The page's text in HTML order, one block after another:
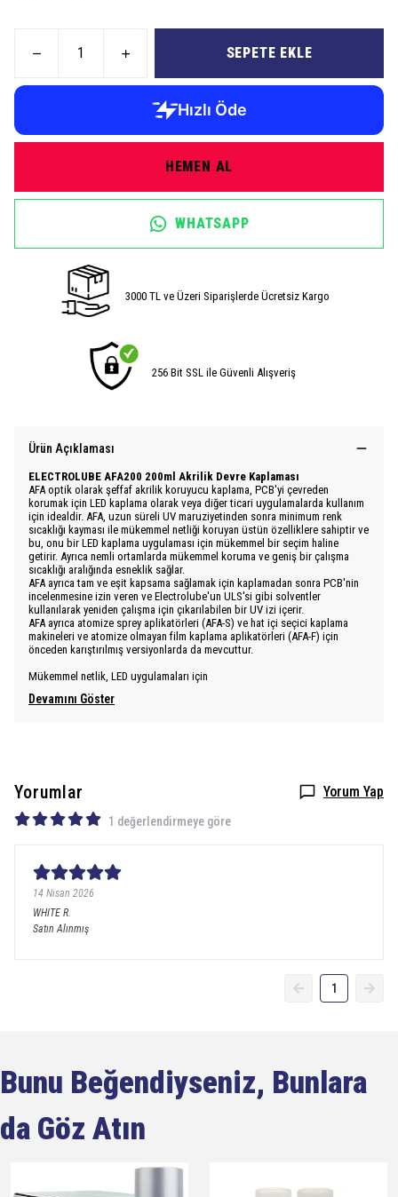
SEPETE EKLE
HEMEN AL
WHATSAPP
3000 TL ve Üzeri Siparişlerde Ücretsiz Kargo
256 Bit SSL ile Güvenli Alışveriş
Ürün Açıklaması
ELECTROLUBE AFA200 200ml Akrilik Devre Kaplaması
AFA optik olarak şeffaf akrilik koruyucu kaplama, PCB'yi çevreden
korumak için LED kaplama olarak veya diğer ticari uygulamalarda kullanım
için idealdir. AFA, uzun süreli UV maruziyetinden sonra minimum renk
sıcaklığı kayması ile mükemmel netliği koruyan üstün özelliklere sahiptir ve
bu, onu bir LED kaplama uygulaması için mükemmel bir seçim haline
getirir. Ayrıca nemli ortamlarda mükemmel koruma ve geniş bir çalışma
sıcaklığı aralığında esneklik sağlar.
AFA ayrıca tam ve eşit kapsama sağlamak için kaplamadan sonra PCB'nin
incelenmesine izin veren ve Electrolube'un ULS'si gibi solventler
kullanılarak yeniden çalışma için çıkarılabilen bir UV izi içerir.
AFA ayrıca atomize sprey aplikatörleri (AFA-S) ve hat içi seçici kaplama
makineleri ve atomize olmayan film kaplama aplikatörleri (AFA-F) için
önceden karıştırılmış versiyonlarda da mevcuttur.
Mükemmel netlik, LED uygulamaları için
Devamını Göster
Yorumlar Yorum Yap
1 değerlendirmeye göre
14 Nisan 2026
WHITE R.
Satın Alınmış
1
Bunu Beğendiyseniz, Bunlara
da Göz Atın